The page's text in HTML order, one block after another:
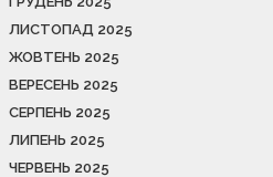
ЛИСТОПАД 2025
ЖОВТЕНЬ 2025
ВЕРЕСЕНЬ 2025
СЕРПЕНЬ 2025
ЛИПЕНЬ 2025
ЧЕРВЕНЬ 2025